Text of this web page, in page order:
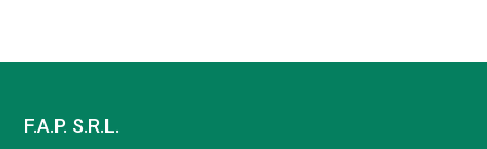
F.A.P. S.R.L.